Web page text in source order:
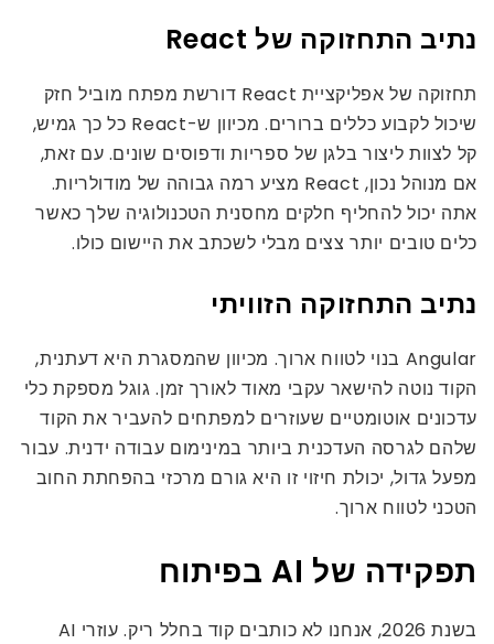
נתיב התחזוקה של React
תחזוקה של אפליקציית React דורשת מפתח מוביל חזק
שיכול לקבוע כללים ברורים. מכיוון ש-React כל כך גמיש,
קל לצוות ליצור בלגן של ספריות ודפוסים שונים. עם זאת,
אם מנוהל נכון, React מציע רמה גבוהה של מודולריות.
אתה יכול להחליף חלקים מחסנית הטכנולוגיה שלך כאשר
כלים טובים יותר צצים מבלי לשכתב את היישום כולו.
נתיב התחזוקה הזוויתי
Angular בנוי לטווח ארוך. מכיוון שהמסגרת היא דעתנית,
הקוד נוטה להישאר עקבי מאוד לאורך זמן. גוגל מספקת כלי
עדכונים אוטומטיים שעוזרים למפתחים להעביר את הקוד
שלהם לגרסה העדכנית ביותר במינימום עבודה ידנית. עבור
מפעל גדול, יכולת חיזוי זו היא גורם מרכזי בהפחתת החוב
הטכני לטווח ארוך.
תפקידה של AI בפיתוח
בשנת 2026, אנחנו לא כותבים קוד בחלל ריק. עוזרי AI